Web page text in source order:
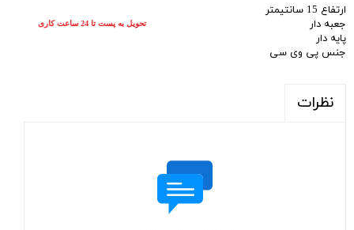
ارتفاع 15 سانتیمتر
جعبه دار
پایه دار
جنس پی وی سی
نظرات
تحویل به پست تا 24 ساعت کاری